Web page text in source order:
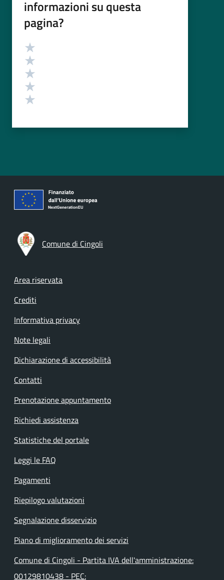
informazioni su questa
pagina?
Valutazione
Comune di Cingoli
Footer menu
Area riservata
Crediti
Informativa privacy
Note legali
Dichiarazione di accessibilità
Contatti
Prenotazione appuntamento
Richiedi assistenza
Statistiche del portale
Leggi le FAQ
Pagamenti
Riepilogo valutazioni
Segnalazione disservizio
Piano di miglioramento dei servizi
Comune di Cingoli - Partita IVA dell'amministrazione:
00129810438 - PEC: